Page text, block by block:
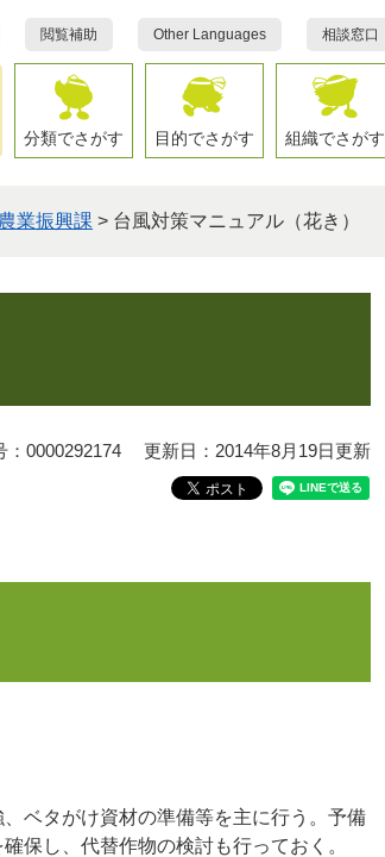
閲覧補助 Other Languages 相談窓口
分類でさがす 目的でさがす 組織でさがす
業振興課 > 台風対策マニュアル（花き）
：0000292174 更新日：2014年8月19日更新
ベタがけ資材の準備等を主に行う。予備
保し、代替作物の検討も行っておく。